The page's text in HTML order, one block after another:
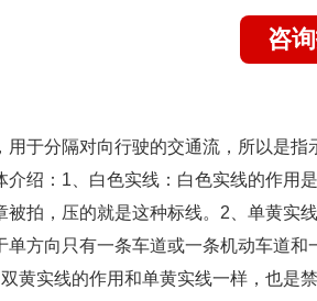
咨
于分隔对向行驶的交通流，所以是指
绍：1、白色实线：白色实线的作用
拍，压的就是这种标线。2、单黄实
方向只有一条车道或一条机动车道和
黄实线的作用和单黄实线一样，也是